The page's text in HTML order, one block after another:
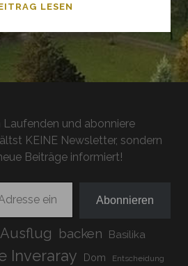
LESEN
RED
LIVERPOOL
&
MANCHESTER
und abonniere
KEINE Newsletter, sondern
Beiträge informiert!
Abonnieren
Ausflug backen Basilika
Inveraray Dom Entscheidung